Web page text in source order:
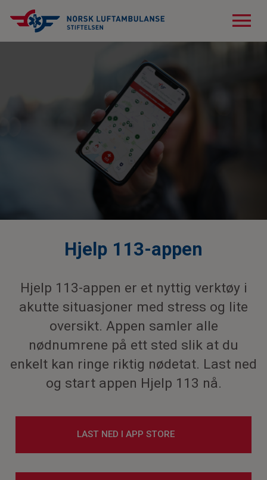
menu
Hjelp 113-appen
Hjelp 113-appen er et nyttig verktøy i
akutte situasjoner med stress og lite
oversikt. Appen samler alle
nødnumrene på ett sted slik at du
enkelt kan ringe riktig nødetat. Last ned
og start appen Hjelp 113 nå.
LAST NED I APP STORE